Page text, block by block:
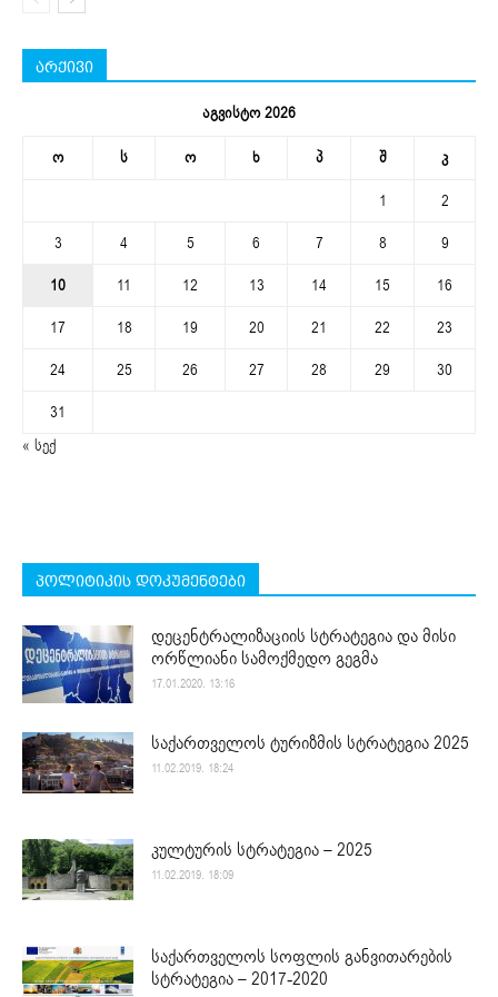
არქივი
აგვისტო 2026
ო ს ო ხ პ შ კ
1
2
3
4 5 6 7 8
9
10
11 12 13 14 15
16
17
18 19 20 21 22
23
24
25 26 27 28 29
30
31
« სექ
პოლიტიკის დოკუმენტები
დეცენტრალიზაციის სტრატეგია და მისი
ორწლიანი სამოქმედო გეგმა
17.01.2020. 13:16
საქართველოს ტურიზმის სტრატეგია 2025
11.02.2019. 18:24
კულტურის სტრატეგია – 2025
11.02.2019. 18:09
საქართველოს სოფლის განვითარების
სტრატეგია – 2017-2020